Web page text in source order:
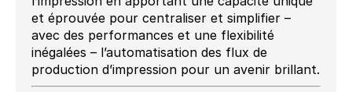
et éprouvée pour centraliser et simplifier –
avec des performances et une flexibilité
inégalées – l’automatisation des flux de
production d’impression pour un avenir brillant.